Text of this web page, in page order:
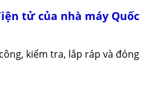
tử của nhà máy Quốc
kiểm tra, lắp ráp và đóng